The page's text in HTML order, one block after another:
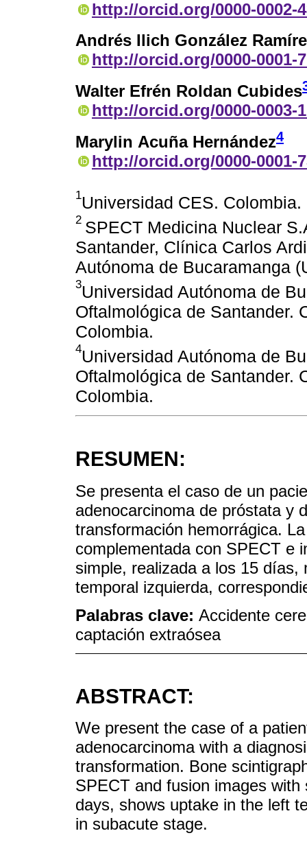
http://orcid.org/0000-0002-
Andrés Ilich González
http://orcid.org/0000-0001-
Walter Efrén Roldan Cubides
http://orcid.org/0000-0003-
Marylin Acuña Hernández4
http://orcid.org/0000-0001-
1Universidad CES.
2 SPECT Medicina Nuclear
Santander, Clínica Carlos
Autónoma de Bucaramanga
3Universidad Autónoma de
Oftalmológica de Santander.
Colombia.
4Universidad Autónoma de
Oftalmológica de Santander.
Colombia.
RESUMEN:
Se presenta el caso de un
adenocarcinoma de próstata y
transformación hemorrágica.
complementada con SPECT e
simple, realizada a los 15 días,
temporal izquierda,
Palabras clave: Accidente
captación extraósea
ABSTRACT:
We present the case of a
adenocarcinoma with a
transformation. Bone
SPECT and fusion images
days, shows uptake in the left
in subacute stage.